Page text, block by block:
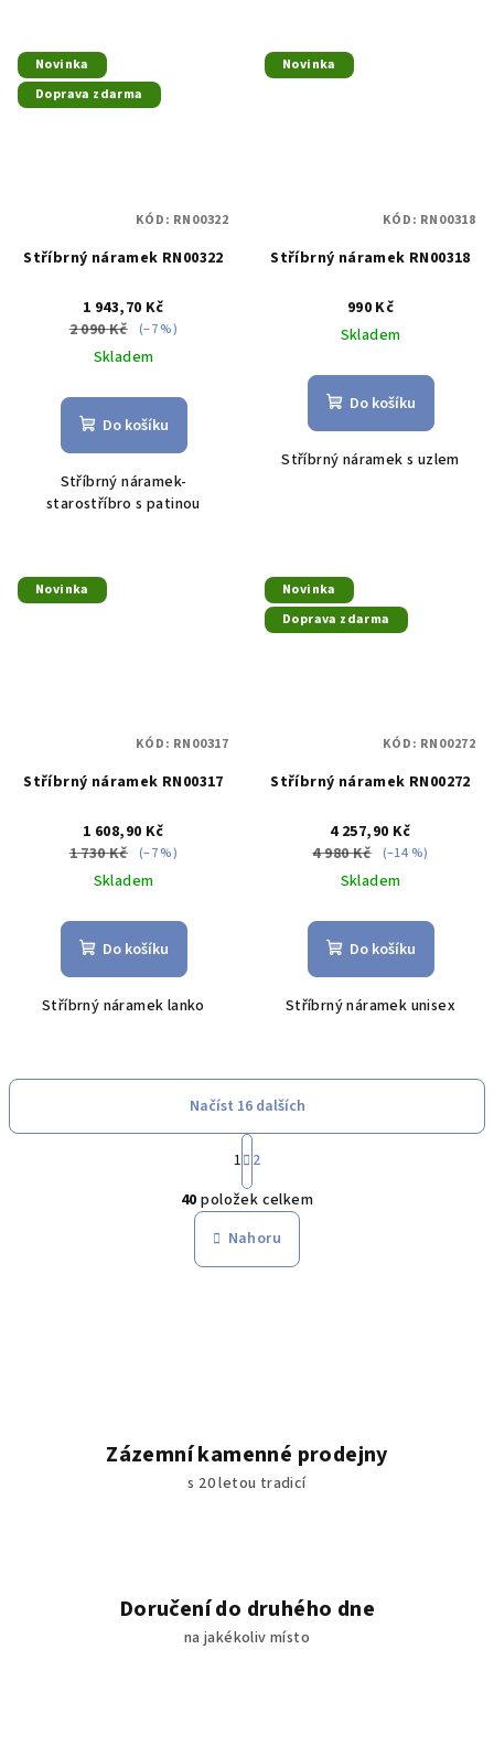
Novinka
Doprava zdarma
Stříbrný náramek RN00322
1 943,70 Kč
2 090 Kč (–7 %)
Skladem
Do košíku
Stříbrný náramek-
starostříbro s patinou
KÓD: RN00322
Novinka
Stříbrný náramek RN00318
990 Kč
Skladem
Do košíku
Stříbrný náramek s uzlem
KÓD: RN00318
Novinka
Stříbrný náramek RN00317
1 608,90 Kč
1 730 Kč (–7 %)
Skladem
Do košíku
Stříbrný náramek lanko
KÓD: RN00317
Novinka
Doprava zdarma
Stříbrný náramek RN00272
4 257,90 Kč
4 980 Kč
(–14 %)
Skladem
Do košíku
Stříbrný náramek unisex
KÓD: RN00272
O
v
l
á
k
y
s
u
Načíst 16 dalších
S
t
r
á
n
k
o
1 2
40 položek celkem
Nahoru
Zázemní kamenné prodejny
s 20 letou tradicí
Doručení do druhého dne
na jakékoliv místo